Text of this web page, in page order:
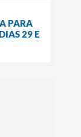
PARA
29 E